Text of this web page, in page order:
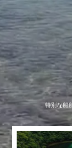
特別な船